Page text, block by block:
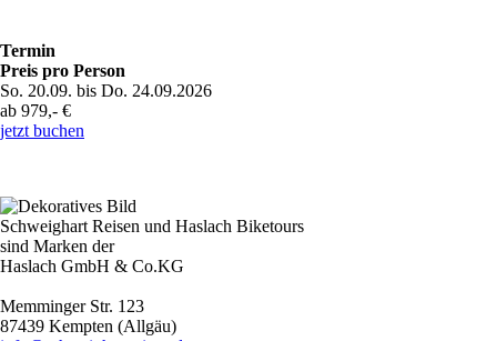
Termin
Preis pro Person
So. 20.09. bis Do. 24.09.2026
ab 979,- €
jetzt buchen
Schweighart Reisen und Haslach Biketours
sind Marken der
Haslach GmbH & Co.KG
Memminger Str. 123
87439 Kempten (Allgäu)